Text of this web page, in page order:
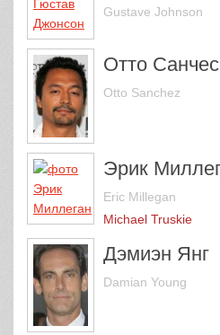
Gustave Johnson
Отто Санчес
Otto Sanchez
Эрик
Eric Millegan
Michael Truskie
Дэмиэн Янг
Damian Young